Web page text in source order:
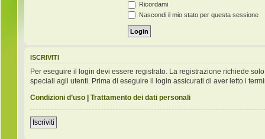
Ricordami
Nascondi il mio stato per questa sessione
ISCRIVITI
Per eseguire il login devi essere registrato. La registrazione richiede
speciali agli utenti. Prima di eseguire il login assicurati di aver letto i
Condizioni d’uso | Trattamento dei dati personali
Iscriviti